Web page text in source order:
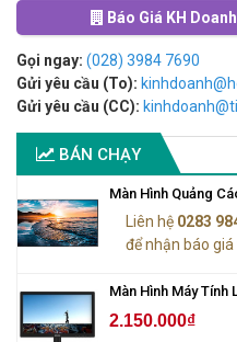
Báo Giá KH
Gọi ngay: (028) 3984 7690
Gửi yêu cầu (To):
Gửi yêu cầu (CC):
BÁN CHẠY
Màn Hình Quảng
Liên hệ 0283
để nhận báo
Màn Hình Máy Tính
2.150.000₫